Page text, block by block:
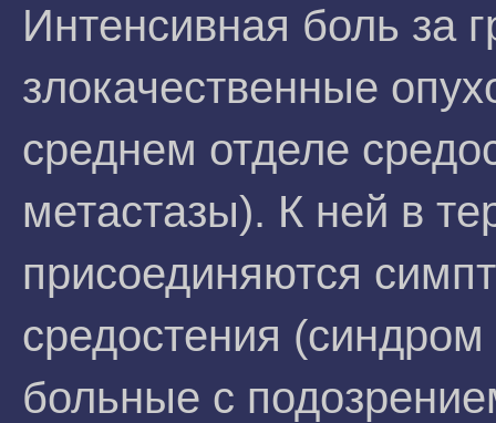
Интенсивная боль за
злокачественные
среднем отделе
метастазы). К ней в
присоединяются
средостения
больные с